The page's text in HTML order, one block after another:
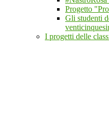
Progetto
Gli studenti
I progetti delle